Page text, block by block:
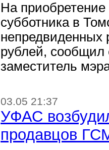
На приобретение
субботника в
непредвиденных
рублей, сообщил
заместитель
03.05 21:37
УФАС
продавцов